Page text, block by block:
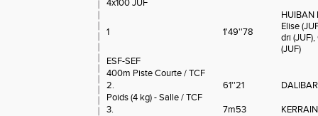
4x100 JUF
1 1'49''78
HUIBAN
Elise
dri
(JUF)
ESF-SEF
400m Piste Courte / TCF
2.
61''21
Poids (4 kg) - Salle / TCF
3.
7m53